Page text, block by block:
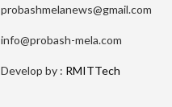
probashmelanews@gmail.com
info@probash-mela.com
Develop by : RMITTech